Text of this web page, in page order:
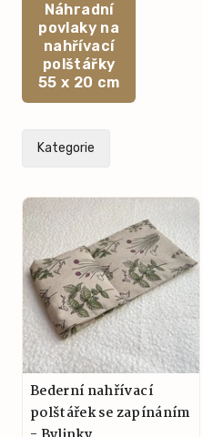
Náhradní
povlaky na
nahřívací
polštářky
55 x 20 cm
Kategorie
Bederní nahřívací
polštářek se zapínáním